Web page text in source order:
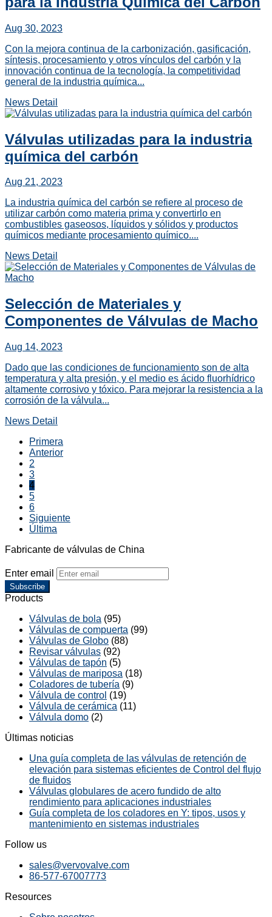
Aug 30, 2023
Con la mejora continua de la carbonización, gasificación,
síntesis, procesamiento y otros vínculos del carbón y la
innovación continua de la tecnología, la competitividad
general de la industria química...
News Detail
Válvulas utilizadas para la industria
química del carbón
Aug 21, 2023
La industria química del carbón se refiere al proceso de
utilizar carbón como materia prima y convertirlo en
combustibles gaseosos, líquidos y sólidos y productos
químicos mediante procesamiento químico....
News Detail
Selección de Materiales y
Componentes de Válvulas de Macho
Aug 14, 2023
Dado que las condiciones de funcionamiento son de alta
temperatura y alta presión, y el medio es ácido fluorhídrico
altamente corrosivo y tóxico. Para mejorar la resistencia a la
corrosión de la válvula...
News Detail
Primera
Anterior
2
3
4
5
6
Siguiente
Última
Fabricante de válvulas de China
Enter email
Subscribe
Products
Válvulas de bola (95)
Válvulas de compuerta (99)
Válvulas de Globo (88)
Revisar válvulas (92)
Válvulas de tapón (5)
Válvulas de mariposa (18)
Coladores de tubería (9)
Válvula de control (19)
Válvula de cerámica (11)
Válvula domo (2)
Últimas noticias
Una guía completa de las válvulas de retención de
elevación para sistemas eficientes de Control del flujo
de fluidos
Válvulas globulares de acero fundido de alto
rendimiento para aplicaciones industriales
Guía completa de los coladores en Y: tipos, usos y
mantenimiento en sistemas industriales
Follow us
sales@vervovalve.com
86-577-67007773
Resources